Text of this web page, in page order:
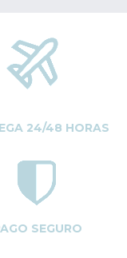
24/48 HORAS
SEGURO